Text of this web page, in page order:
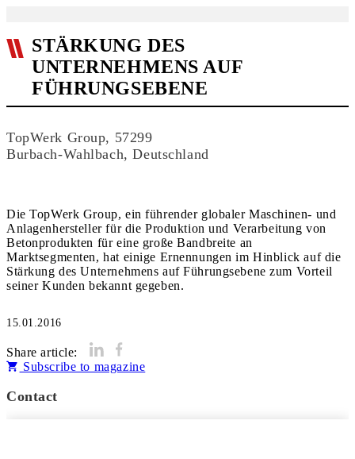
STÄRKUNG DES
UNTERNEHMENS AUF
FÜHRUNGSEBENE
TopWerk Group, 57299
Burbach-Wahlbach, Deutschland
Die TopWerk Group, ein führender globaler Maschinen- und
Anlagenhersteller für die Produktion und Verarbeitung von
Betonprodukten für eine große Bandbreite an
Marktsegmenten, hat einige Ernennungen im Hinblick auf die
Stärkung des Unternehmens auf Führungsebene zum Vorteil
seiner Kunden bekannt gegeben.
15.01.2016
Share article:
Subscribe to magazine
Contact